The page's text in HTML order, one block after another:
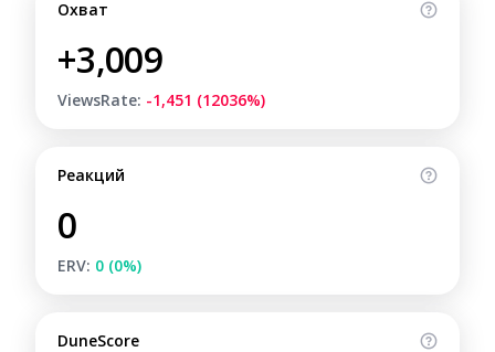
Охват
+3,009
ViewsRate: -1,451 (12036%)
Реакций
0
ERV: 0 (0%)
DuneScore